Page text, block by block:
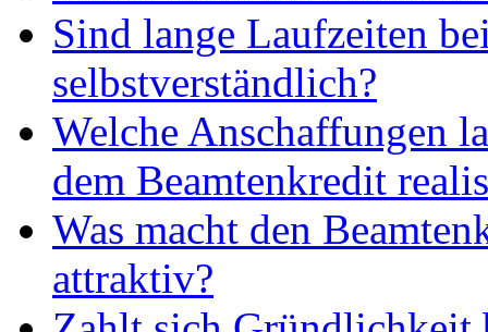
Sind lange Laufzeiten
selbstverständlich?
Welche Anschaffungen
dem Beamtenkredit
Was macht den
attraktiv?